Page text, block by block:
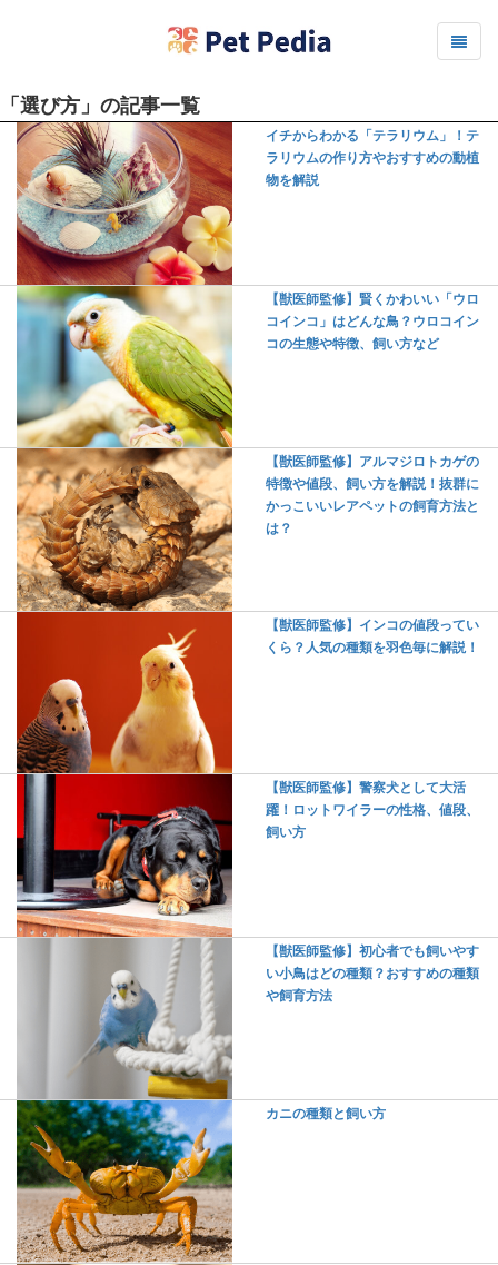
「選び方」の記事一覧
イチからわかる「テラリウム」！テ
ラリウムの作り方やおすすめの動植
物を解説
【獣医師監修】賢くかわいい「ウロ
コインコ」はどんな鳥？ウロコイン
コの生態や特徴、飼い方など
【獣医師監修】アルマジロトカゲの
特徴や値段、飼い方を解説！抜群に
かっこいいレアペットの飼育方法と
は？
【獣医師監修】インコの値段ってい
くら？人気の種類を羽色毎に解説！
【獣医師監修】警察犬として大活
躍！ロットワイラーの性格、値段、
飼い方
【獣医師監修】初心者でも飼いやす
い小鳥はどの種類？おすすめの種類
や飼育方法
カニの種類と飼い方